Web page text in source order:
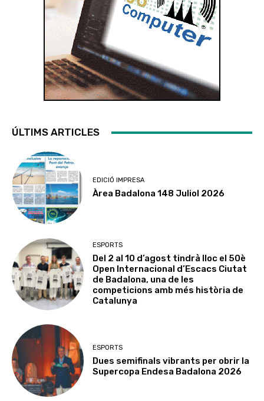
ÚLTIMS ARTICLES
EDICIÓ IMPRESA
Àrea Badalona 148 Juliol 2026
ESPORTS
Del 2 al 10 d’agost tindrà lloc el 50è
Open Internacional d’Escacs Ciutat
de Badalona, una de les
competicions amb més història de
Catalunya
ESPORTS
Dues semifinals vibrants per obrir la
Supercopa Endesa Badalona 2026